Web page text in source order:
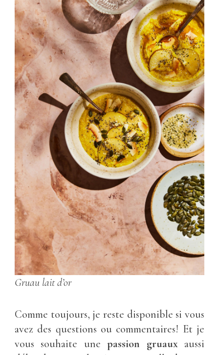
Gruau lait d’or
Comme toujours, je reste disponible si vous
avez des questions ou commentaires! Et je
vous souhaite unepassion gruauxaussi